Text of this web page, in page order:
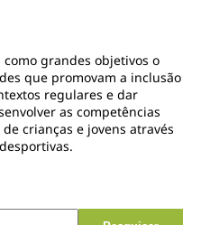
como grandes objetivos o
que promovam a inclusão
regulares e dar
as competências
crianças e jovens através